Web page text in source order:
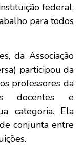
federal,
para todos
da Associação
participou da
professores da
docentes e
categoria. Ela
conjunta entre